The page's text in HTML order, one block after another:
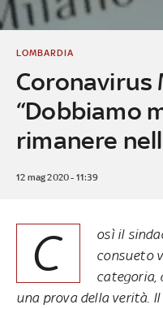
Coronavirus
“Dobbiamo
rimanere
LOMBARDIA
12 mag 2020 - 11:39
C
osì il
consueto
categoria,
una prova della verità. Il